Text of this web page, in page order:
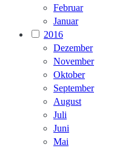
Februar
Januar
2016
Dezember
November
Oktober
September
August
Juli
Juni
Mai